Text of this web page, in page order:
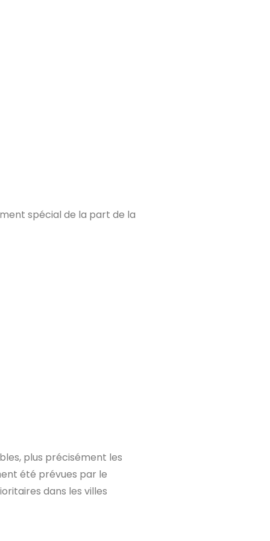
spécial de la part de la
plus précisément les
été prévues par le
dans les villes